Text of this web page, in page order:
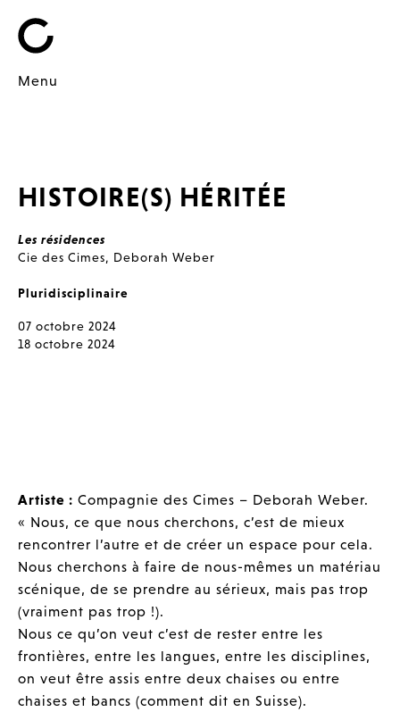
Menu
HISTOIRE(S) HÉRITÉE
Les résidences
Cie des Cimes, Deborah Weber
Pluridisciplinaire
07 octobre 2024
18 octobre 2024
Artiste : Compagnie des Cimes – Deborah Weber.
« Nous, ce que nous cherchons, c’est de mieux
rencontrer l’autre et de créer un espace pour cela.
Nous cherchons à faire de nous-mêmes un matériau
scénique, de se prendre au sérieux, mais pas trop
(vraiment pas trop !).
Nous ce qu’on veut c’est de rester entre les
frontières, entre les langues, entre les disciplines,
on veut être assis entre deux chaises ou entre
chaises et bancs (comment dit en Suisse).